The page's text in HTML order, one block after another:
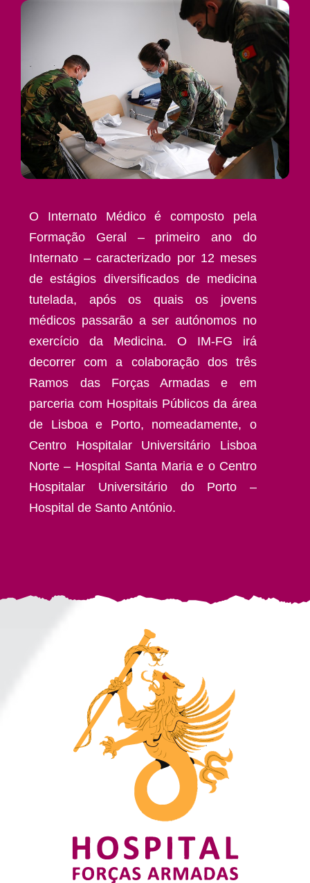
O Internato Médico é composto pela
Formação Geral – primeiro ano do
Internato – caracterizado por 12 meses
de estágios diversificados de medicina
tutelada, após os quais os jovens
médicos passarão a ser autónomos no
exercício da Medicina. O IM-FG irá
decorrer com a colaboração dos três
Ramos das Forças Armadas e em
parceria com Hospitais Públicos da área
de Lisboa e Porto, nomeadamente, o
Centro Hospitalar Universitário Lisboa
Norte – Hospital Santa Maria e o Centro
Hospitalar Universitário do Porto –
Hospital de Santo António.